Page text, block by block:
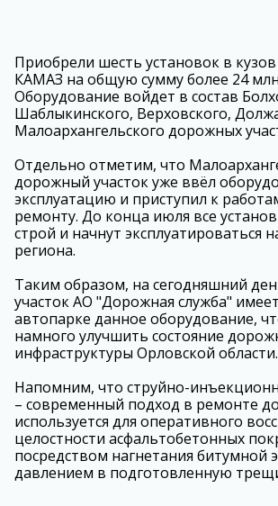
Приобрели шесть установок в
КАМАЗ на общую сумму более 24
Оборудование войдет в состав
Шаблыкинского, Верховского,
Малоархангельского дорожных
Отдельно отметим, что
дорожный участок уже ввёл
эксплуатацию и приступил к
ремонту. До конца июля все
строй и начнут эксплуатироваться
региона.
Таким образом, на сегодняшний
участок АО "Дорожная служба"
автопарке данное оборудование,
намного улучшить состояние
инфраструктуры Орловской области.
Напомним, что струйно-
– современный подход в ремонте
используется для оперативного
целостности асфальтобетонных
посредством нагнетания битумной
давлением в подготовленную